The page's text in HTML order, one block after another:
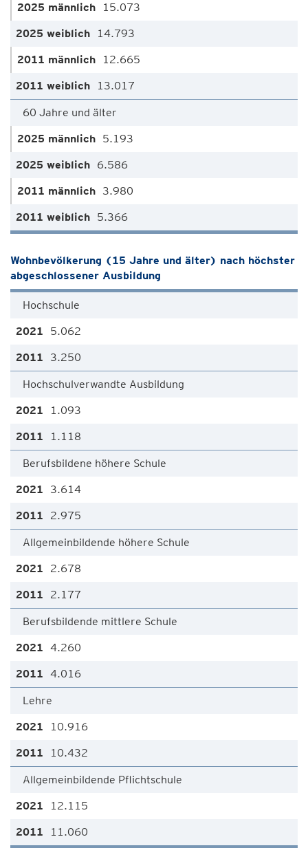
15.073
14.793
12.665
13.017
60 Jahre und älter
5.193
6.586
3.980
5.366
Wohnbevölkerung (15 Jahre und älter) nach höchster
abgeschlossener Ausbildung
Hochschule
5.062
3.250
Hochschulverwandte Ausbildung
1.093
1.118
Berufsbildene höhere Schule
3.614
2.975
Allgemeinbildende höhere Schule
2.678
2.177
Berufsbildende mittlere Schule
4.260
4.016
Lehre
10.916
10.432
Allgemeinbildende Pflichtschule
12.115
11.060